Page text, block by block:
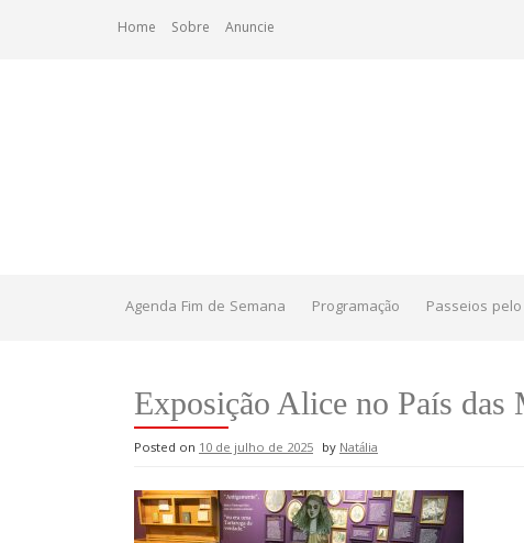
Home Sobre Anuncie
Agenda Fim de Semana Programação Passeios
Exposição Alice no País das
Posted on 10 de julho de 2025 byNatália